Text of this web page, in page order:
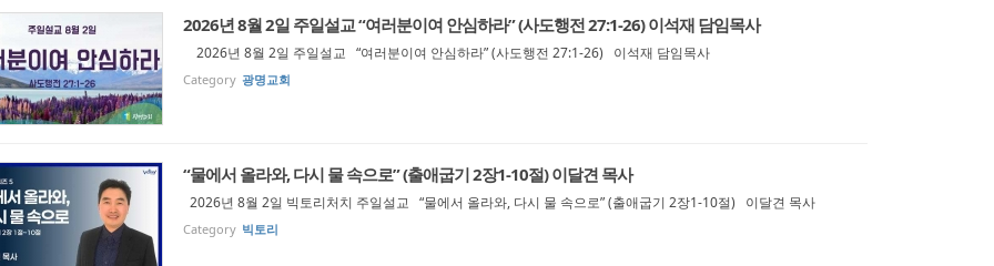
2026년 8월 2일 주일설교 “여러분이여 안심하라” (사도행전 27:1-26) 이석재 담임목사
2026년 8월 2일 주일설교 “여러분이여 안심하라” (사도행전 27:1-26) 이석재 담임목사
Category 광명교회
“물에서 올라와, 다시 물 속으로” (출애굽기 2장1-10절) 이달견 목사
2026년 8월 2일 빅토리처치 주일설교 “물에서 올라와, 다시 물 속으로” (출애굽기 2장1-10절) 이달견 목사
Category 빅토리